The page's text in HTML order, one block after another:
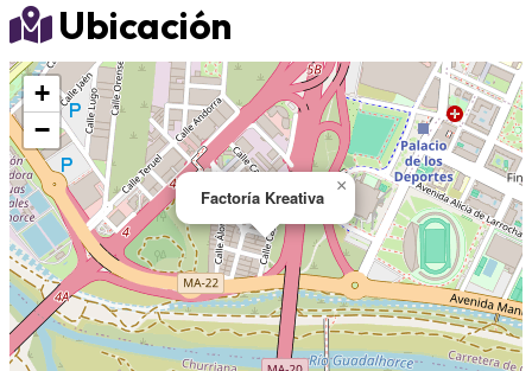
Ubicación
Factoría Kreativa
×
+
−